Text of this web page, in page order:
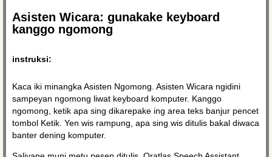
Asisten Wicara: gunakake keyboard
kanggo ngomong
instruksi:
Kaca iki minangka Asisten Ngomong. Asisten Wicara ngidini
sampeyan ngomong liwat keyboard komputer. Kanggo
ngomong, ketik apa sing dikarepake ing area teks banjur pencet
tombol Ketik. Yen wis rampung, apa sing wis ditulis bakal diwaca
banter dening komputer.